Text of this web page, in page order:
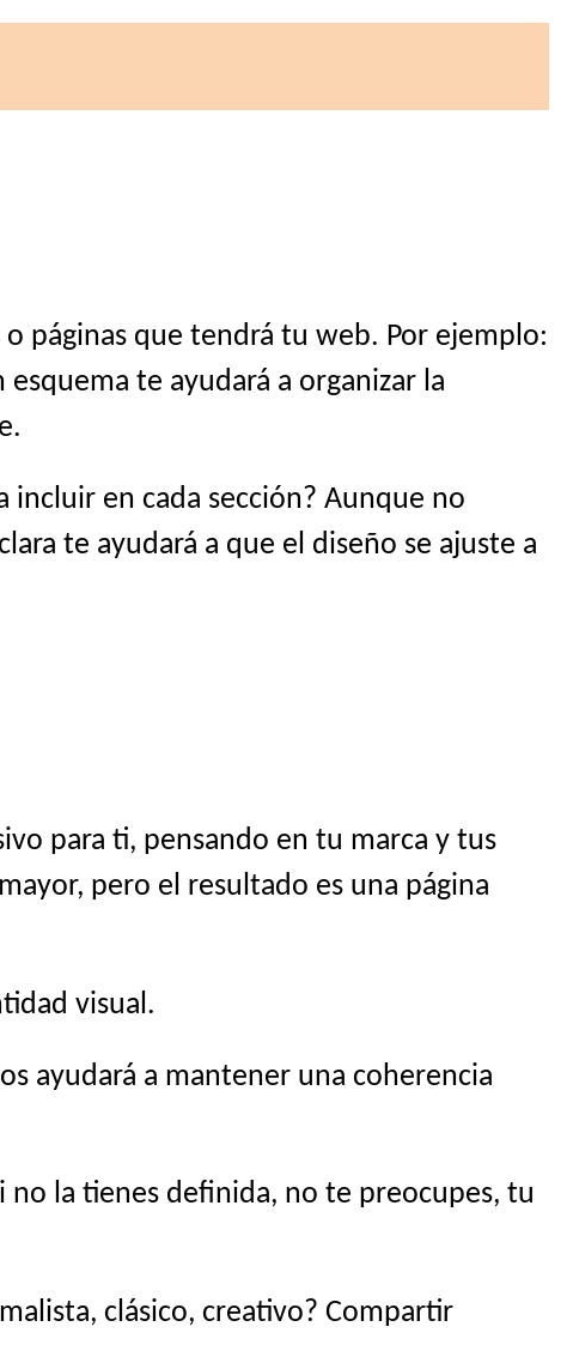
o páginas que tendrá tu web. Por ejemplo:
te ayudará a organizar la
incluir en cada sección? Aunque no
te ayudará a que el diseño se ajuste a
para ti, pensando en tu marca y tus
pero el resultado es una página
visual.
ayudará a mantener una coherencia
no la tienes definida, no te preocupes, tu
clásico, creativo? Compartir